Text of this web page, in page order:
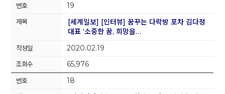
19
[세계일보] [인터뷰] 꿈꾸는 다락방 포차 김다정
대표 ‘소중한 꿈, 희망을…
2020.02.19
65,976
18